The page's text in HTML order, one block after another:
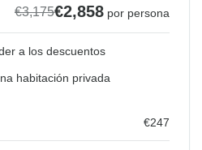
€3,175€2,858 por persona
a los descuentos
habitación privada
€247